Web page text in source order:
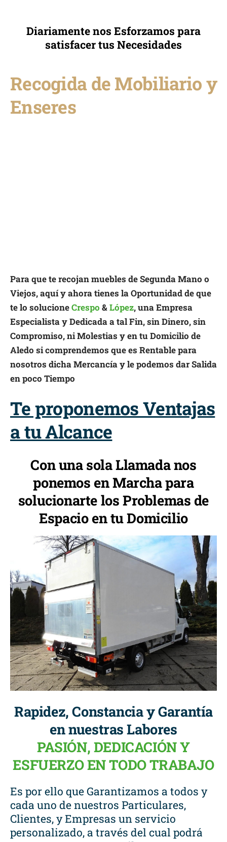
Diariamente nos Esforzamos para
satisfacer tus Necesidades
Recogida de Mobiliario y
Enseres
Para que te recojan muebles de Segunda Mano o
Viejos, aquí y ahora tienes la Oportunidad de que
te lo solucioneCrespo &López, una Empresa
Especialista y Dedicada a tal Fin, sin Dinero, sin
Compromiso, ni Molestias y en tu Domicilio de
Aledo si comprendemos que es Rentable para
nosotros dicha Mercancía y le podemos dar Salida
en poco Tiempo
Te proponemos Ventajas
a tu Alcance
Con una sola Llamada nos
ponemos en Marcha para
solucionarte los Problemas de
Espacio en tu Domicilio
Rapidez, Constancia y Garantía
en nuestras Labores
PASIÓN, DEDICACIÓN Y
ESFUERZO EN TODO TRABAJO
Es por ello que Garantizamos a todos y
cada uno de nuestros Particulares,
Clientes, y Empresas un servicio
personalizado, a través del cual podrá